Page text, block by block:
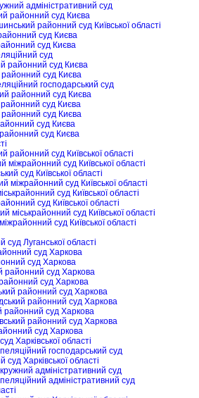
адміністративний суд
районний суд Києва
районний суд Київської області
суд Києва
суд Києва
суд
районний суд Києва
районний суд Києва
господарський суд
районний суд Києва
суд Києва
районний суд Києва
суд Києва
суд Києва
районний суд Київської області
міжрайонний суд Київської області
суд Київської області
міжрайонний суд Київської області
суд Київської області
суд Київської області
міськрайонний суд Київської області
суд Київської області
суд Луганської області
суд Харкова
суд Харкова
районний суд Харкова
суд Харкова
районний суд Харкова
районний суд Харкова
районний суд Харкова
районний суд Харкова
суд Харкова
Харківської області
господарський суд
суд Харківської області
адміністративний суд
адміністративний суд